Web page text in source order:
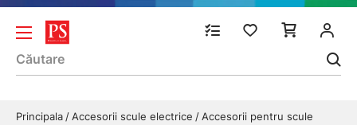
Principala Accesorii scule electrice
Accesorii pentru scule